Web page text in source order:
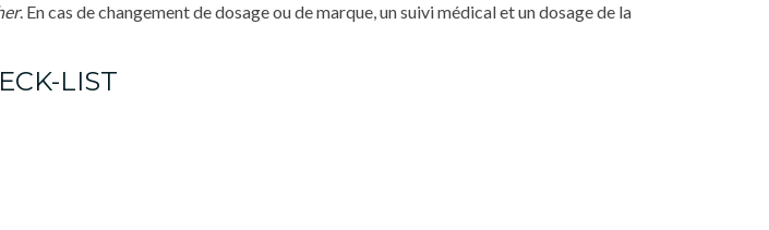
. En cas de changement de dosage ou de marque, un suivi médical et un dosage de la
LIST